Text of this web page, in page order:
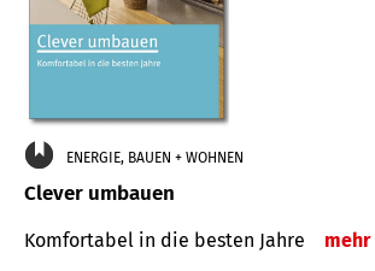
ENERGIE, BAUEN + WOHNEN
Clever umbauen
Komfortabel in die besten Jahre mehr